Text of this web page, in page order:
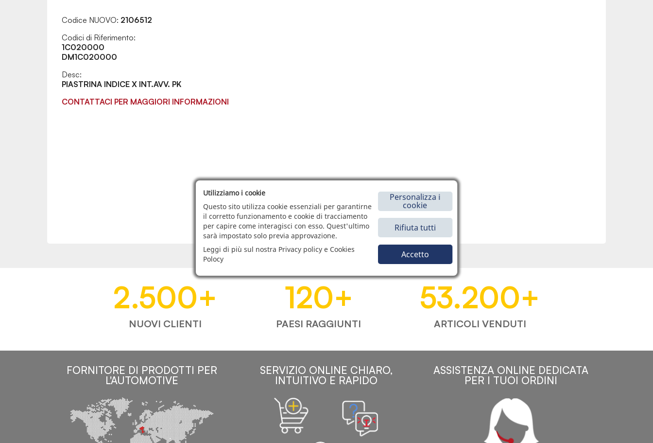
Codice NUOVO: 2106512
Codici di Riferimento:
1C020000
DM1C020000
Desc:
PIASTRINA INDICE X INT.AVV. PK
CONTATTACI PER MAGGIORI INFORMAZIONI
2.500+
NUOVI CLIENTI
120+
PAESI RAGGIUNTI
53.200+
ARTICOLI VENDUTI
FORNITORE DI PRODOTTI PER
L'AUTOMOTIVE
SERVIZIO ONLINE CHIARO,
INTUITIVO E RAPIDO
ASSISTENZA ONLINE DEDICATA
PER I TUOI ORDINI
Utilizziamo i cookie
Questo sito utilizza cookie essenziali per garantirne
il corretto funzionamento e cookie di tracciamento
per capire come interagisci con esso. Quest'ultimo
sarà impostato solo previa approvazione.
Leggi di più sul nostra Privacy policy e Cookies
Polocy
Personalizza i
cookie
Rifiuta tutti
Accetto